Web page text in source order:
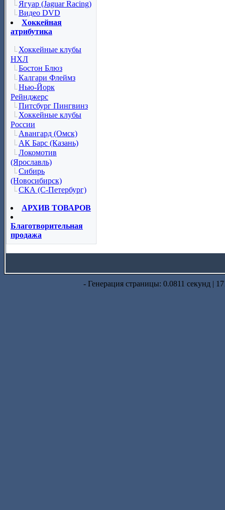
Ягуар (Jaguar Racing)
Видео DVD
Хоккейная
атрибутика
Хоккейные клубы
НХЛ
Бостон Блюз
Калгари Флеймз
Нью-Йорк
Рейнджерс
Питсбург Пингвинз
Хоккейные клубы
России
Авангард (Омск)
АК Барс (Казань)
Локомотив
(Ярославль)
Сибирь
(Новосибирск)
СКА (С-Петербург)
АРХИВ ТОВАРОВ
Благотворительная
продажа
- Генерация страницы: 0.0811 секунд |